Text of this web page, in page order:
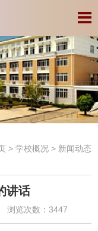
> 学校概况> 新闻动态
讲话
浏览次数：3447